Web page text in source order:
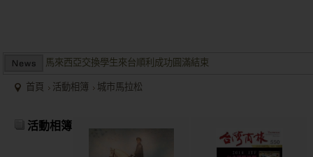
馬來西亞交換學生來台順利成功圓滿結束
兩岸商業投資考察團於大陸多地受到盛大歡迎並且已有多個項目落
馬來西亞交換學生來台順利成功圓滿結束
兩岸商業投資考察團於大陸多地受到盛大歡迎並且已有多個項目落
首頁 活動相簿 城市馬拉松
活動相簿